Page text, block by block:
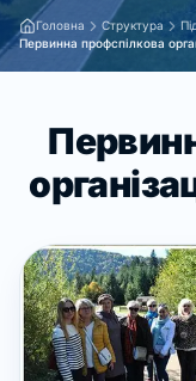
Головна Структура
Первинна профспілкова